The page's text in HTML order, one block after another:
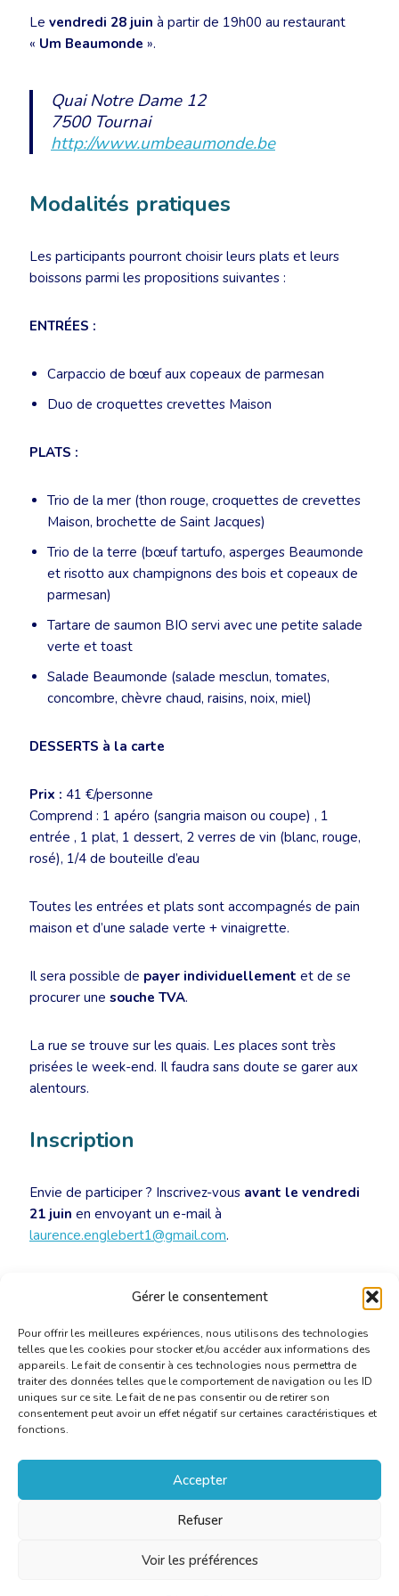
Gérer le consentement
Pour offrir les meilleures expériences, nous utilisons des technologies
telles que les cookies pour stocker et/ou accéder aux informations des
appareils. Le fait de consentir à ces technologies nous permettra de
traiter des données telles que le comportement de navigation ou les ID
uniques sur ce site. Le fait de ne pas consentir ou de retirer son
consentement peut avoir un effet négatif sur certaines caractéristiques et
fonctions.
Accepter
Refuser
Voir les préférences
Le vendredi 28 juin à partir de 19h00 au restaurant
« Um Beaumonde ».
Quai Notre Dame 12
7500 Tournai
http://www.umbeaumonde.be
Modalités pratiques
Les participants pourront choisir leurs plats et leurs
boissons parmi les propositions suivantes :
ENTRÉES :
Carpaccio de bœuf aux copeaux de parmesan
Duo de croquettes crevettes Maison
PLATS :
Trio de la mer (thon rouge, croquettes de crevettes
Maison, brochette de Saint Jacques)
Trio de la terre (bœuf tartufo, asperges Beaumonde
et risotto aux champignons des bois et copeaux de
parmesan)
Tartare de saumon BIO servi avec une petite salade
verte et toast
Salade Beaumonde (salade mesclun, tomates,
concombre, chèvre chaud, raisins, noix, miel)
DESSERTS à la carte
Prix : 41 €/personne
Comprend : 1 apéro (sangria maison ou coupe) , 1
entrée , 1 plat, 1 dessert, 2 verres de vin (blanc, rouge,
rosé), 1/4 de bouteille d’eau
Toutes les entrées et plats sont accompagnés de pain
maison et d’une salade verte + vinaigrette.
Il sera possible de payer individuellement et de se
procurer une souche TVA.
La rue se trouve sur les quais. Les places sont très
prisées le week-end. Il faudra sans doute se garer aux
alentours.
Inscription
Envie de participer ? Inscrivez-vous avant le vendredi
21 juin en envoyant un e-mail à
laurence.englebert1@gmail.com.
membres qu’aux non-membres.